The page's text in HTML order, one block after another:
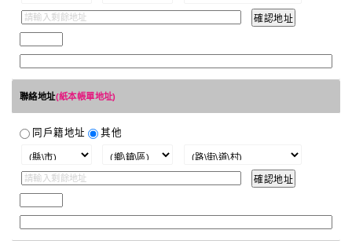
聯絡地址(紙本帳單地址)
同戶籍地址 其他